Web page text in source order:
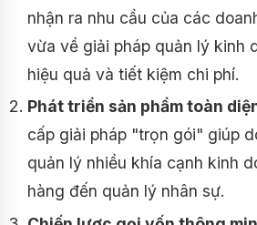
nhận ra nhu cầu của các
vừa về giải pháp quản lý kinh
hiệu quả và tiết kiệm chi phí.
Phát triển sản phẩm toàn
cấp giải pháp "trọn gói" giúp
quản lý nhiều khía cạnh kinh
hàng đến quản lý nhân sự.